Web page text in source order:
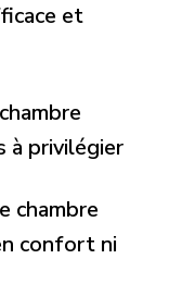
et
à privilégier
chambre
confort ni